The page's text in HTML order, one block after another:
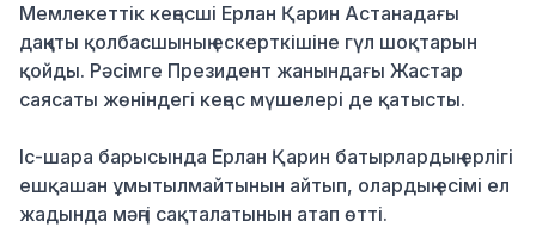
Мемлекеттік кеңесші Ерлан Қарин Астанадағы
даңқты қолбасшының ескерткішіне гүл шоқтарын
қойды. Рәсімге Президент жанындағы Жастар
саясаты жөніндегі кеңес мүшелері де қатысты.
Іс-шара барысында Ерлан Қарин батырлардың ерлігі
ешқашан ұмытылмайтынын айтып, олардың есімі ел
жадында мәңгі сақталатынын атап өтті.